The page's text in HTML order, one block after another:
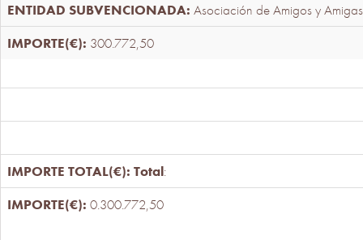
Asociación de Amigos y
300.772,50
Total:
0.300.772,50